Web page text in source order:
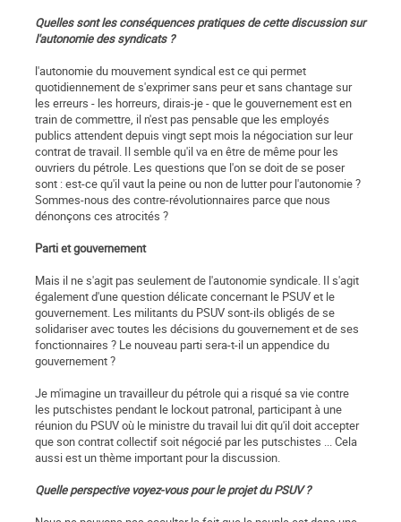
Quelles sont les conséquences pratiques de cette discussion sur
l'autonomie des syndicats ?
l'autonomie du mouvement syndical est ce qui permet
quotidiennement de s'exprimer sans peur et sans chantage sur
les erreurs - les horreurs, dirais-je - que le gouvernement est en
train de commettre, il n'est pas pensable que les employés
publics attendent depuis vingt sept mois la négociation sur leur
contrat de travail. Il semble qu'il va en être de même pour les
ouvriers du pétrole. Les questions que l'on se doit de se poser
sont : est-ce qu'il vaut la peine ou non de lutter pour l'autonomie ?
Sommes-nous des contre-révolutionnaires parce que nous
dénonçons ces atrocités ?
Parti et gouvernement
Mais il ne s'agit pas seulement de l'autonomie syndicale. Il s'agit
également d'une question délicate concernant le PSUV et le
gouvernement. Les militants du PSUV sont-ils obligés de se
solidariser avec toutes les décisions du gouvernement et de ses
fonctionnaires ? Le nouveau parti sera-t-il un appendice du
gouvernement ?
Je m'imagine un travailleur du pétrole qui a risqué sa vie contre
les putschistes pendant le lockout patronal, participant à une
réunion du PSUV où le ministre du travail lui dit qu'il doit accepter
que son contrat collectif soit négocié par les putschistes ... Cela
aussi est un thème important pour la discussion.
Quelle perspective voyez-vous pour le projet du PSUV ?